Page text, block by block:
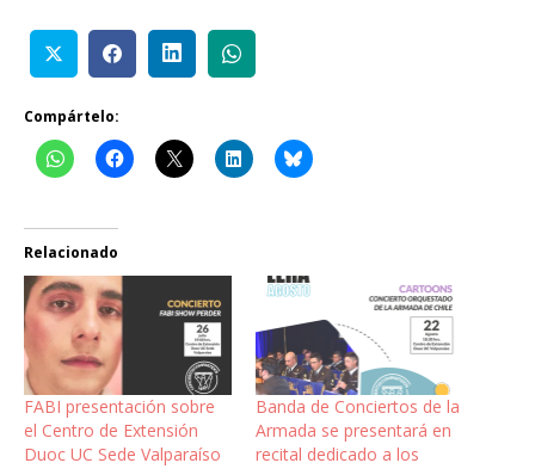
Compártelo:
Relacionado
FABI presentación sobre
el Centro de Extensión
Duoc UC Sede Valparaíso
Banda de Conciertos de la
Armada se presentará en
recital dedicado a los